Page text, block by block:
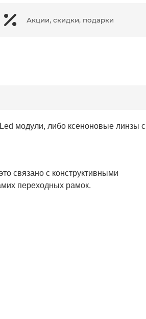
Акции, скидки, подарки
модули, либо ксеноновые линзы с
связано с конструктивными
переходных рамок.